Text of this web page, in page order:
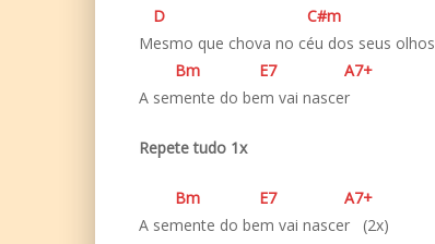
D
C#m
Mesmo que chova no céu dos seus olhos
Bm E7 A7+
A semente do bem vai nascer
Repete tudo 1x
Bm E7 A7+
A semente do bem vai nascer (2x)